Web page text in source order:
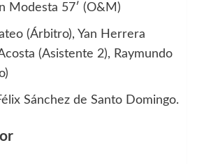
Modesta 57′ (O&M)
(Árbitro), Yan Herrera
(Asistente 2), Raymundo
Sánchez de Santo Domingo.